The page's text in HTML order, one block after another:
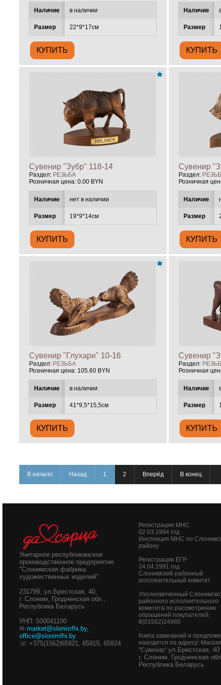
Наличие в наличии
Размер 22*9*17см
Наличие
Размер
Сувенир "Зубр" 118-14
Раздел: РЕЗЬБА
Розничная цена: 0.00 BYN
Наличие нет в наличии
Размер 19*9*14см
Сувенир
Раздел:
Розничная
Наличие
Размер
Сувенир "Глухари" 10-16
Раздел: РЕЗЬБА
Розничная цена: 105.60 BYN
Наличие в наличии
Размер 41*9,5*15,5см
Сувенир
Раздел:
Розничная
Наличие
Размер
В начало Назад 1 2 Вперёд В конец
Унитарное республиканское
производственное предприятие
"Слонимская фабрика
художественных изделий"
231799, ул.Брестская, 40,
г. Слоним, Гродненская обл.,
Республика Беларусь
УНП: 500041100
✉ market@slonimfhi.by,
office@slonimfhi.by
☏ +375(1562)65921, 65915, 65924
Регистрация МНС
02.03.1994 год
Инспекция МНС по
району
Регистрация ЕГР
24.04.1991 год
Слонимский районный
исполнительный комитет
Уполномоченный
районного исполнительного
комитета по рассмотрению
обращений покупателей:
8(01562)24960
Книга замечаний и
находится по адресу:
"Сувенир"ул.Брестская, 40
г. Слоним, Гродненская
Республика Беларусь